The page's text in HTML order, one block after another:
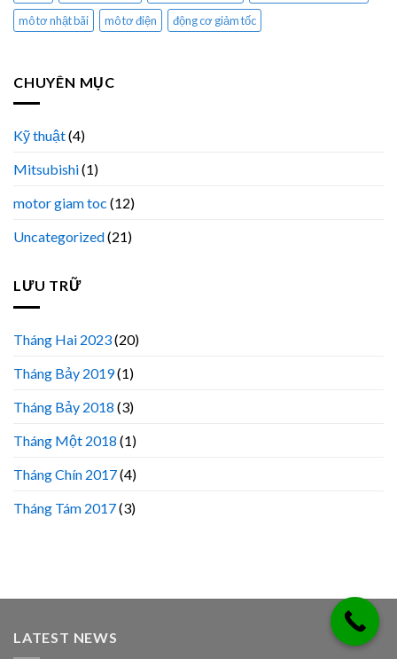
mô tơ nhật bãi
mô tơ điện động cơ giảm tốc
CHUYÊN MỤC
Kỹ thuật(4)
Mitsubishi(1)
motor giam toc (12)
Uncategorized(21)
LƯU TRỮ
Tháng Hai 2023(20)
Tháng Bảy 2019(1)
Tháng Bảy 2018 (3)
Tháng Một 2018 (1)
Tháng Chín 2017(4)
Tháng Tám 2017(3)
LATEST NEWS